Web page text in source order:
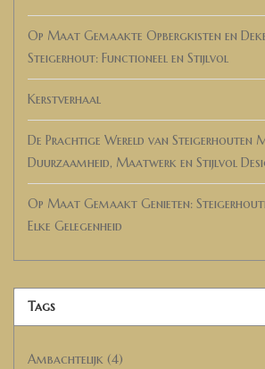
Op Maat Gemaakte Opbergkisten en
Steigerhout: Functioneel en Stijlvol
Kerstverhaal
De Prachtige Wereld van Steigerhouten
Duurzaamheid, Maatwerk en Stijlvol
Op Maat Gemaakt Genieten:
Elke Gelegenheid
Tags
Ambachtelijk (4)